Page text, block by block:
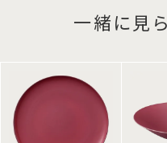
一緒に見